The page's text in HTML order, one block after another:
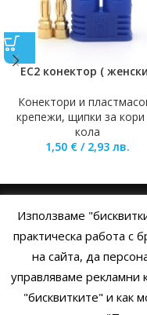
EC2 конектор (
Конектори и
крепежи, щипки за кори
кола
1,50 € / 2,93 лв.
ОБЩИ
ПОЛИТИКА НА
Използваме
практическа работа с
на сайта, да
управляваме рекламни
"бисквитките" и как